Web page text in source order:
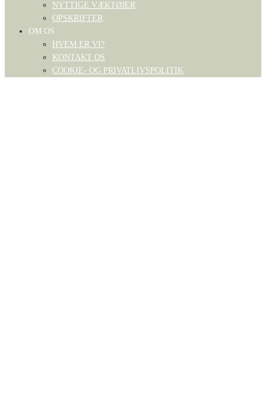
NYTTIGE VÆKTØJER
OPSKRIFTER
OM OS
HVEM ER VI?
KONTAKT OS
COOKIE- OG PRIVATLIVSPOLITIK